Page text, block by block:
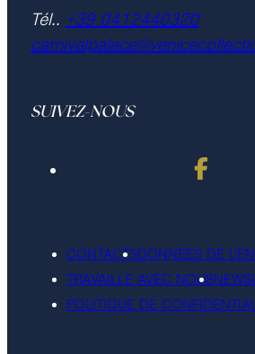
Tél.. +39 0412440320
SUIVEZ-NOUS
CONTACTSDONNÉES DE
TRAVAILLE AVEC NOUS
POLITIQUE DE